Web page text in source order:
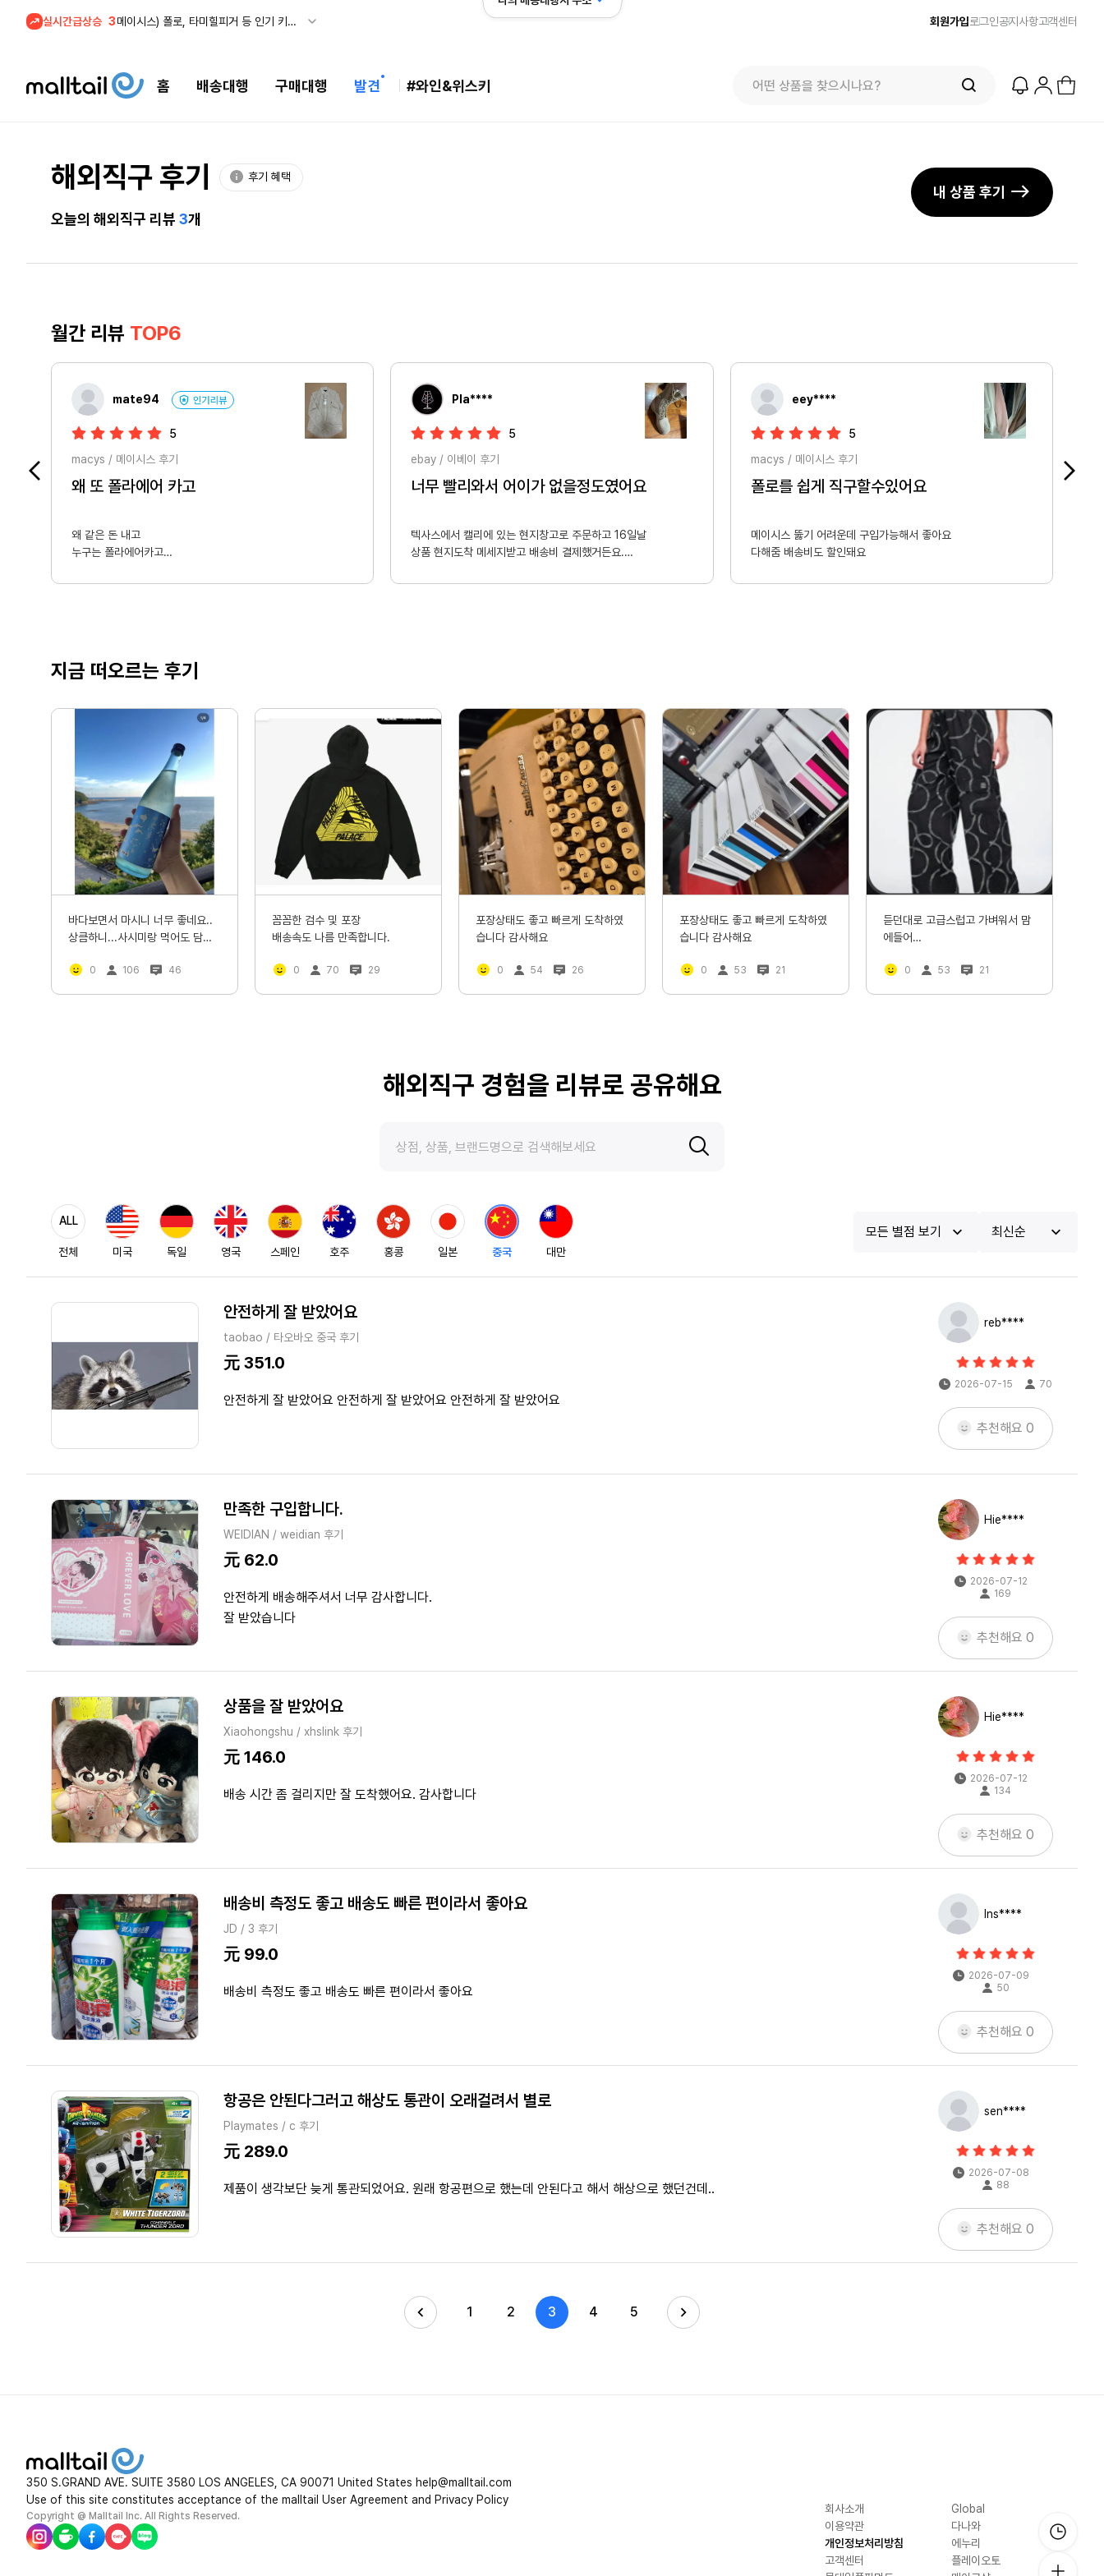
실시간급상승 3
메이시스) 폴로, 타미힐피거 등 인기 키즈 브랜드 최대 50% 할인!
1
셀프포트레이트 썸머 세일! 지수,아이유 착용 + 관세내 특가
회원가입로그인공지사항고객센터
홈 배송대행 구매대행 발견 #와인&위스키
해외직구 후기 후기 혜택
오늘의 해외직구 리뷰 3개
내 상품 후기
월간 리뷰 TOP6
mate94
5
macys / 메이시스 후기
왜 또 폴라에어 카고
왜 같은 돈 내고
누구는 폴라에어카고
Pla****
5
ebay / 이베이 후기
너무 빨리와서 어이가 없을정도였어요
텍사스에서 캘리에 있는 현지창고로 주문하고 16일날
상품 현지도착 메세지받고 배송비 결제했거든요.
그런데 17일날 통관 완료메세지가 와서 ???? 내가 다른 상품
델라웨어 추천드립니다. 판매세가 없거든요.
앞으로 직구는 몰테일 이용할거같네요 너무 좋아요~^^
eey****
5
macys / 메이시스 후기
폴로를 쉽게 직구할수있어요
메이시스 뚫기 어려운데 구입가능해서 좋아요
다해줌 배송비도 할인돼요
지금 떠오르는 후기
바다보면서 마시니 너무 좋네요..
상큼하니...사시미랑 먹어도 담백
0 106 46
꼼꼼한 검수 및 포장
배송속도 나름 만족합니다.
0 70 29
포장상태도 좋고 빠르게 도착하였
습니다 감사해요
0 54 26
포장상태도 좋고 빠르게 도착하였
습니다 감사해요
0 53 21
듣던대로 고급스럽고 가벼워서 맘
에들어
0 53 21
해외직구 경험을 리뷰로 공유해요
ALL
전체 미국 독일 영국 스페인 호주 홍콩 일본 중국 대만
모든 별점 보기 최신순
안전하게 잘 받았어요
taobao / 타오바오 중국 후기
元 351.0
안전하게 잘 받았어요 안전하게 잘 받았어요 안전하게 잘 받았어요
reb****
2026-07-15 70
추천해요 0
만족한 구입합니다.
WEIDIAN / weidian 후기
元 62.0
안전하게 배송해주셔서 너무 감사합니다.
잘 받았습니다
Hie****
2026-07-12
169
추천해요 0
상품을 잘 받았어요
Xiaohongshu / xhslink 후기
元 146.0
배송 시간 좀 걸리지만 잘 도착했어요. 감사합니다
Hie****
2026-07-12
134
추천해요 0
배송비 측정도 좋고 배송도 빠른 편이라서 좋아요
JD / 3 후기
元 99.0
배송비 측정도 좋고 배송도 빠른 편이라서 좋아요
Ins****
2026-07-09
50
추천해요 0
항공은 안된다그러고 해상도 통관이 오래걸려서 별로
Playmates / c 후기
元 289.0
제품이 생각보단 늦게 통관되었어요. 원래 항공편으로 했는데 안된다고 해서 해상으로 했던건데..
sen****
2026-07-08
88
추천해요 0
1 2 3 4 5
350 S.GRAND AVE. SUITE 3580 LOS ANGELES, CA 90071 United States help@malltail.com
Use of this site constitutes acceptance of the malltail User Agreement and Privacy Policy
Copyright @ Malltail Inc. All Rights Reserved.
회사소개
이용약관
개인정보처리방침
고객센터
Global
다나와
에누리
플레이오토